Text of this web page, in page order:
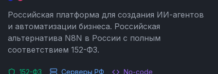
Российская платформа для создания ИИ-агентов
и автоматизации бизнеса. Российская
альтернатива N8N в России с полным
соответствием 152-ФЗ.
152-ФЗ Серверы РФ No-code